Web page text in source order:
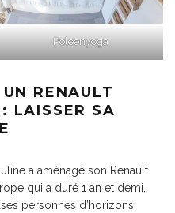
Poleenyoga
RENAULT
LAISSER SA
a aménagé son Renault
qui a duré 1 an et demi,
personnes d’horizons